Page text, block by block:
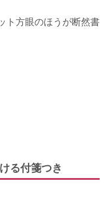
ト方眼のほうが断然書
る付箋つき